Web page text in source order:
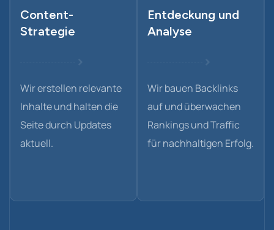
Content-
Strategie
Wir erstellen relevante
Inhalte und halten die
Seite durch Updates
aktuell.
Entdeckung und
Analyse
Wir bauen Backlinks
auf und überwachen
Rankings und Traffic
für nachhaltigen Erfolg.